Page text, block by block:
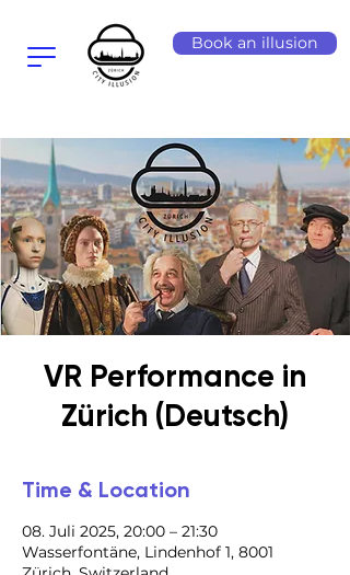
Book an illusion
VR Performance in
Zürich (Deutsch)
Time & Location
08. Juli 2025, 20:00 – 21:30
Wasserfontäne, Lindenhof 1, 8001